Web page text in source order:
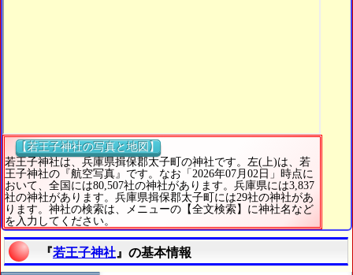
【若王子神社の写真と地図】
若王子神社は、兵庫県揖保郡太子町の神社です。左(上)は、若
王子神社の『航空写真』です。なお「2026年07月02日」時点に
おいて、全国には80,507社の神社があります。兵庫県には3,837
社の神社があります。兵庫県揖保郡太子町には29社の神社があ
ります。神社の検索は、メニューの【全文検索】に神社名など
を入力してください。
『若王子神社 』の基本情報